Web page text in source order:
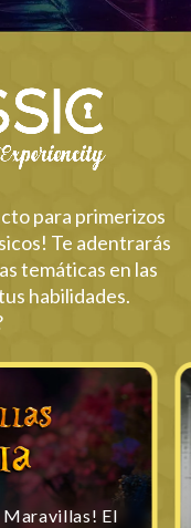
para primerizos
Te adentrarás
temáticas en las
habilidades.
Maravillas! El